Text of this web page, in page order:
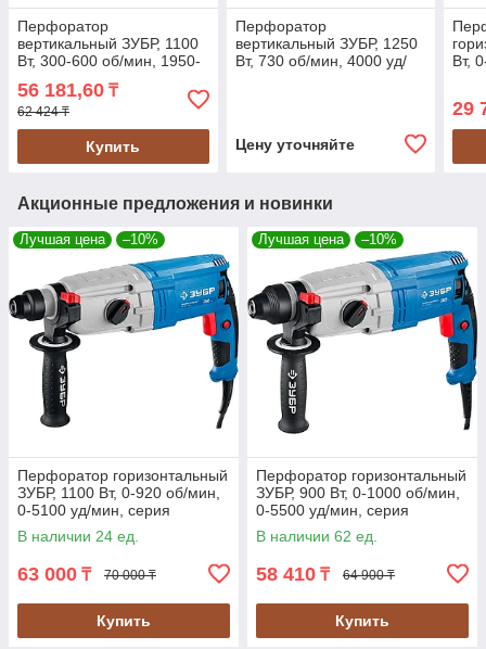
Перфоратор
вертикальный ЗУБР, 1100
Вт, 300-600 об/мин, 1950-
3900 уд/мин, SDS Max
(ЗПМ-38-1100 ЭК)
56 181,60 ₸
62 424 ₸
Купить
Перфоратор
вертикальный ЗУБР, 1250
Вт, 730 об/мин, 4000 уд/
Цену уточняйте
Вт,
29
Акционные предложения и новинки
Лучшая цена –10%
Перфоратор горизонтальный
ЗУБР, 1100 Вт, 0-920 об/мин,
0-5100 уд/мин, серия
"Профессионал" (ЗП-32-1100
К)
В наличии 24 ед.
63 000 ₸ 70 000 ₸
Купить
Лучшая цена –10%
Перфоратор горизонтальный
ЗУБР, 900 Вт, 0-1000 об/мин,
0-5500 уд/мин, серия
"Профессионал" (ЗП-30-900
К)
В наличии 62 ед.
58 410 ₸ 64 900 ₸
Купить